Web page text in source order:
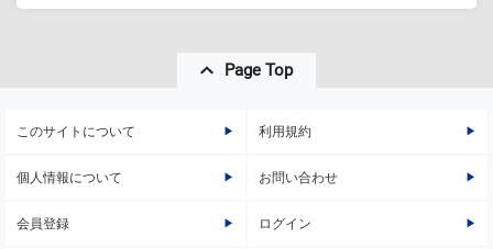
Page Top
このサイトについて 利用規約
個人情報について お問い合わせ
会員登録 ログイン